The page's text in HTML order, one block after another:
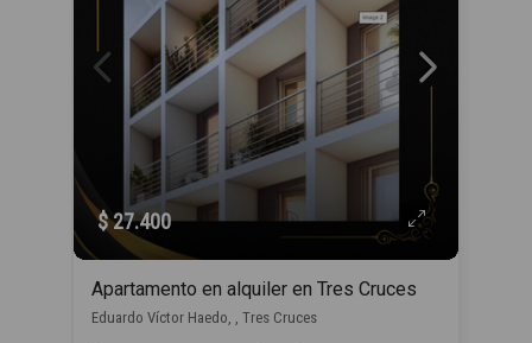
$ 27.400
Apartamento en alquiler en Tres Cruces
Eduardo Víctor Haedo, , Tres Cruces